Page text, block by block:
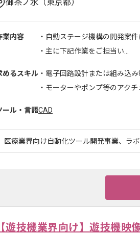
御茶ノ水（東京都）
業内容
・自動ステージ機構の開発案
・主に下記作業をご担当い...
めるスキル ・電子回路設計または組み込
・モーターやポンプ等のアクチ
ール・言語CAD
医療業界向け自動化ツール開発事業、ラ
【遊技機業界向け】遊技機映